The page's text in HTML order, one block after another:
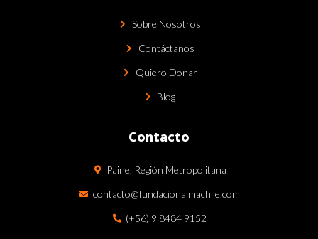
Sobre Nosotros
Contáctanos
Quiero Donar
Blog
Contacto
Paine, Región Metropolitana
contacto@fundacionalmachile.com
(+56) 9 8484 9152